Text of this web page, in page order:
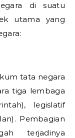
di suatu
utama yang
tata negara
tiga lembaga
legislatif
Pembagian
terjadinya